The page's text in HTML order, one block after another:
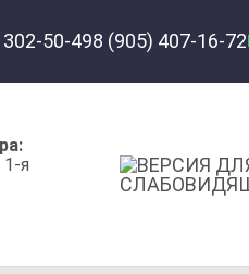
50-498 (905) 407-16-72